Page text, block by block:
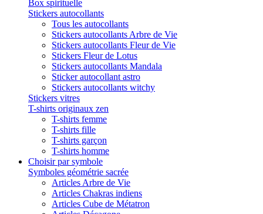
Box spirituelle
Stickers autocollants
Tous les autocollants
Stickers autocollants Arbre de Vie
Stickers autocollants Fleur de Vie
Stickers Fleur de Lotus
Stickers autocollants Mandala
Sticker autocollant astro
Stickers autocollants witchy
Stickers vitres
T-shirts originaux zen
T-shirts femme
T-shirts fille
T-shirts garçon
T-shirts homme
Choisir par symbole
Symboles géométrie sacrée
Articles Arbre de Vie
Articles Chakras indiens
Articles Cube de Métatron